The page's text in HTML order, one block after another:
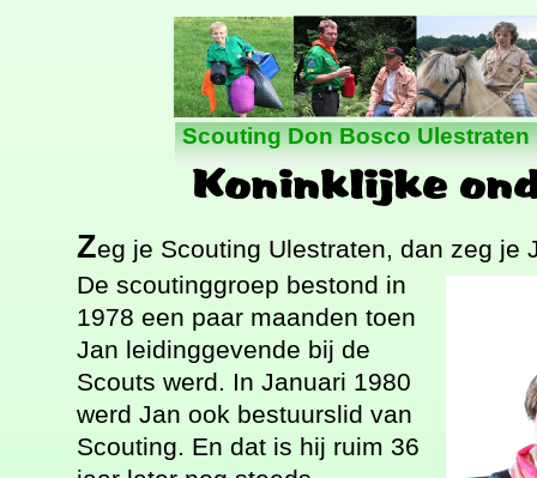
Nieuws
Scouting Don Bosco Ulestraten
Zeg je Scouting Ulestraten, dan zeg je
De scoutinggroep bestond in
1978 een paar maanden toen
Jan leidinggevende bij de
Scouts werd. In Januari 1980
werd Jan ook bestuurslid van
Scouting. En dat is hij ruim 36